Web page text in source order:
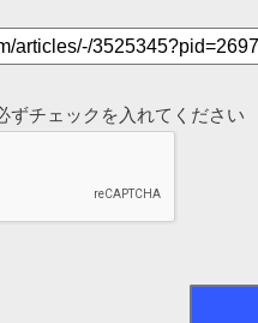
ずチェックを入れてください